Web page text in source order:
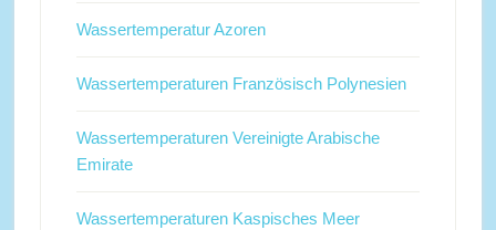
Wassertemperatur Azoren
Wassertemperaturen Französisch Polynesien
Wassertemperaturen Vereinigte Arabische
Emirate
Wassertemperaturen Kaspisches Meer